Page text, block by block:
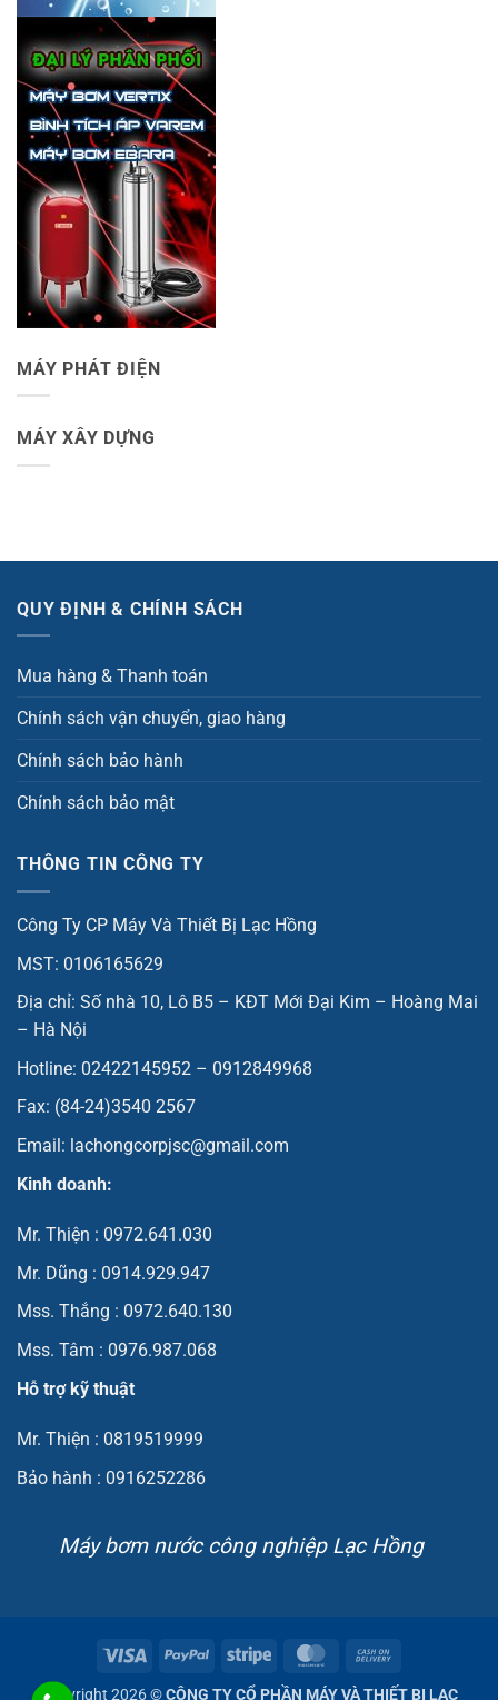
MÁY PHÁT ĐIỆN
MÁY XÂY DỰNG
QUY ĐỊNH & CHÍNH SÁCH
Mua hàng & Thanh toán
Chính sách vận chuyển, giao hàng
Chính sách bảo hành
Chính sách bảo mật
THÔNG TIN CÔNG TY
Công Ty CP Máy Và Thiết Bị Lạc Hồng
MST: 0106165629
Địa chỉ: Số nhà 10, Lô B5 – KĐT Mới Đại Kim – Hoàng Mai
– Hà Nội
Hotline: 02422145952 – 0912849968
Fax: (84-24)3540 2567
Email: lachongcorpjsc@gmail.com
Kinh doanh:
Mr. Thiện : 0972.641.030
Mr. Dũng : 0914.929.947
Mss. Thắng : 0972.640.130
Mss. Tâm : 0976.987.068
Hỗ trợ kỹ thuật
Mr. Thiện : 0819519999
Bảo hành : 0916252286
Máy bơm nước công nghiệp Lạc Hồng
Visa PayPal Stripe MasterCard
Copyright 2026 ©CÔNG TY CỔ PHẦN MÁY VÀ THIẾT BỊ LẠC